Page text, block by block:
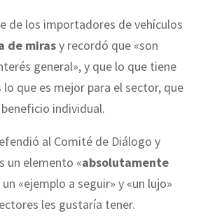
de los importadores de vehículos
de mirasy recordó que «son
general», y que lo que tiene
que es mejor para el sector, que
individual.
al Comité de Diálogo y
un elemento «absolutamente
un «ejemplo a seguir» y «un lujo»
les gustaría tener.